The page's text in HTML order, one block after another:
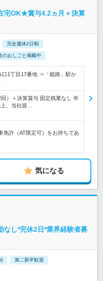
宅OK★賞与4.2ヵ月＋決算
完全週休2日制
のおしごと掲載中
口1丁目17番地 ⇒「姫路」駅か
）＋決算賞与 固定残業なし 年
、当社規…
免許（AT限定可）をお持ちであ
気になる
なし*完休2日*業界経験者募
第二新卒歓迎